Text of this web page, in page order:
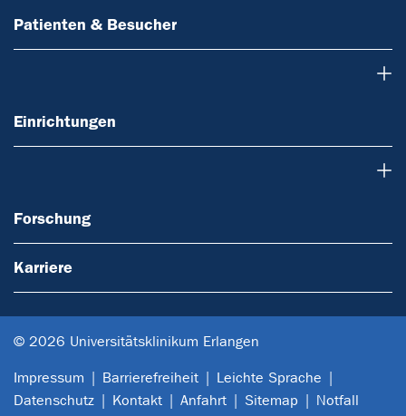
Patienten & Besucher
Einrichtungen
Forschung
Karriere
© 2026 Universitätsklinikum Erlangen
Impressum Barrierefreiheit
Leichte Sprache
Datenschutz
Kontakt Anfahrt Sitemap Notfall